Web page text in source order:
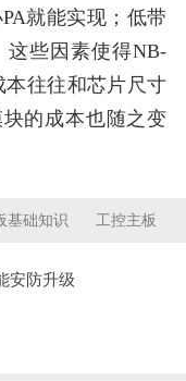
就能实现；低带
这些因素使得NB-
往往和芯片尺寸
的成本也随之变
基础知识 工控主板
安防升级